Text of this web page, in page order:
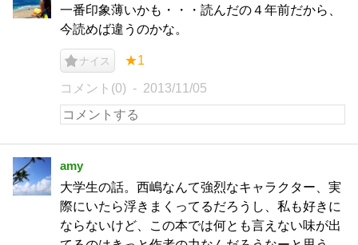
一番印象薄いかも・・・読んだの４年前だから、
今読めば違うのかな。
ナイス ★1
コメント(0) 2013/11/05
amy
大学生の話。西嶋なんて強烈なキャラクター、実
際にいたら浮きまくってるだろうし、私も好きに
ならないけど、この本では何とも言えない味が出